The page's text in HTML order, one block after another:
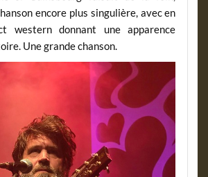
encore plus singulière, avec en
western donnant une apparence
Une grande chanson.